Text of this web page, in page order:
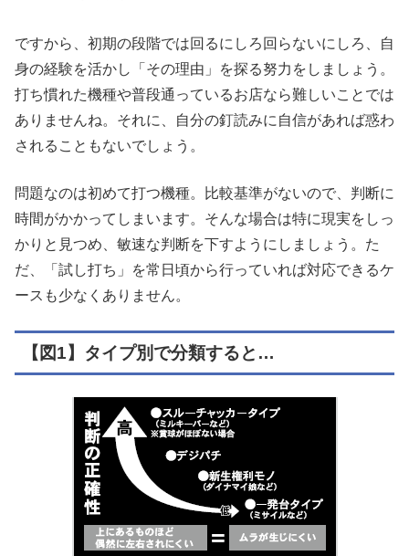
ですから、初期の段階では回るにしろ回らないにしろ、自
身の経験を活かし「その理由」を探る努力をしましょう。
打ち慣れた機種や普段通っているお店なら難しいことでは
ありませんね。それに、自分の釘読みに自信があれば惑わ
されることもないでしょう。
問題なのは初めて打つ機種。比較基準がないので、判断に
時間がかかってしまいます。そんな場合は特に現実をしっ
かりと見つめ、敏速な判断を下すようにしましょう。た
だ、「試し打ち」を常日頃から行っていれば対応できるケ
ースも少なくありません。
【図1】タイプ別で分類すると…